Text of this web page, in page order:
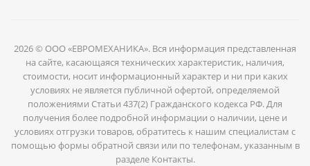
2026 © ООО «ЕВРОМЕХАНИКА». Вся информация представленная
на сайте, касающаяся технических характеристик, наличия,
стоимости, носит информационный характер и ни при каких
условиях не является публичной офертой, определяемой
положениями Статьи 437(2) Гражданского кодекса РФ. Для
получения более подробной информации о наличии, цене и
условиях отгрузки товаров, обратитесь к нашим специалистам с
помощью формы обратной связи или по телефонам, указанным в
разделе Контакты.